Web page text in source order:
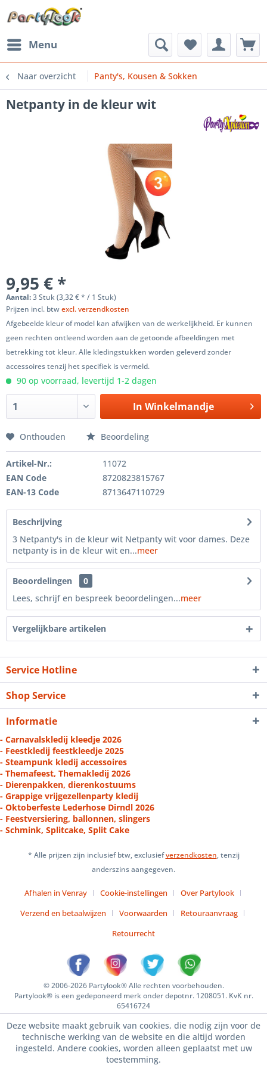
Menu
Naar overzicht Panty's, Kousen & Sokken
Netpanty in de kleur wit
9,95 € *
Aantal:3 Stuk (3,32 € * / 1 Stuk)
Prijzen incl. btwexcl. verzendkosten
Afgebeelde kleur of model kan afwijken van de werkelijkheid. Er kunnen
geen rechten ontleend worden aan de getoonde afbeeldingen met
betrekking tot kleur. Alle kledingstukken worden geleverd zonder
accessoires tenzij het specifiek is vermeld.
90 op voorraad, levertijd 1-2 dagen
In Winkelmandje
Onthouden Beoordeling
Artikel-Nr.:
11072
EAN Code
8720823815767
EAN-13 Code
8713647110729
Beschrijving
3 Netpanty's in de kleur wit Netpanty wit voor dames. Deze
netpanty is in de kleur wit en...meer
Beoordelingen
0
Lees, schrijf en bespreek beoordelingen...meer
Vergelijkbare artikelen
Service Hotline
Shop Service
Informatie
- Carnavalskledij kleedje 2026
- Feestkledij feestkleedje 2025
- Steampunk kledij accessoires
- Themafeest, Themakledij 2026
- Dierenpakken, dierenkostuums
- Grappige vrijgezellenparty kledij
- Oktoberfeste Lederhose Dirndl 2026
- Feestversiering, ballonnen, slingers
- Schmink, Splitcake, Split Cake
* Alle prijzen zijn inclusief btw, exclusiefverzendkosten, tenzij
anderszins aangegeven.
Afhalen in Venray Cookie-instellingen
Over Partylook
Verzend en betaalwijzen
Voorwaarden
Retouraanvraag
Retourrecht
© 2006-2026 Partylook® Alle rechten voorbehouden.
Partylook® is een gedeponeerd merk onder depotnr. 1208051. KvK nr.
65416724
Deze website maakt gebruik van cookies, die nodig zijn voor de
technische werking van de website en die altijd worden
ingesteld. Andere cookies, worden alleen geplaatst met uw
toestemming.